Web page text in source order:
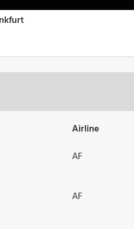
Airline
AF
AF